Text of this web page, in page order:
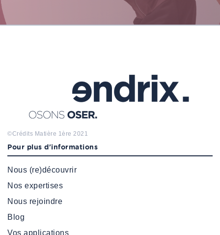
©Crédits Matière 1ère 2021
Pour plus d'informations
Nous (re)découvrir
Nos expertises
Nous rejoindre
Blog
Vos applications